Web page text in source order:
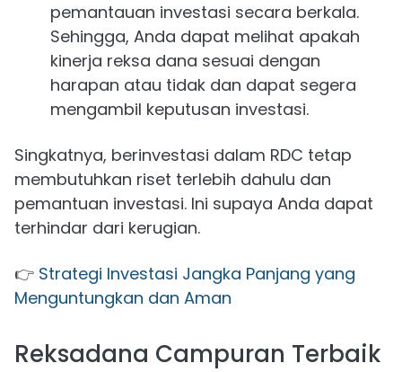
pemantauan investasi secara berkala.
Sehingga, Anda dapat melihat apakah
kinerja reksa dana sesuai dengan
harapan atau tidak dan dapat segera
mengambil keputusan investasi.
Singkatnya, berinvestasi dalam RDC tetap
membutuhkan riset terlebih dahulu dan
pemantuan investasi. Ini supaya Anda dapat
terhindar dari kerugian.
👉 Strategi Investasi Jangka Panjang yang
Menguntungkan dan Aman
Reksadana Campuran Terbaik